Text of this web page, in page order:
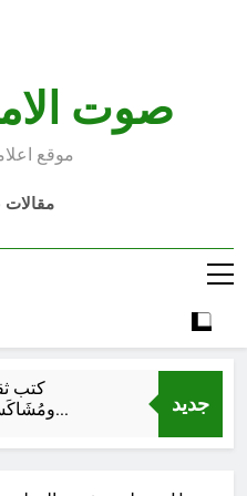
صوت
موقع
مقالات
جديد
كتب